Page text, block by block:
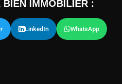
BIEN IMMOBILIER :
LinkedIn WhatsApp